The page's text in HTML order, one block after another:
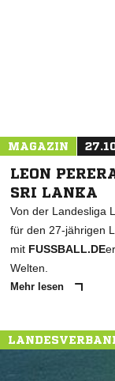
MAGAZIN
LEON
SRI LANKA
Von der Landesliga
für den 27-jährigen
mit FUSSBALL.DE
Welten.
Mehr lesen